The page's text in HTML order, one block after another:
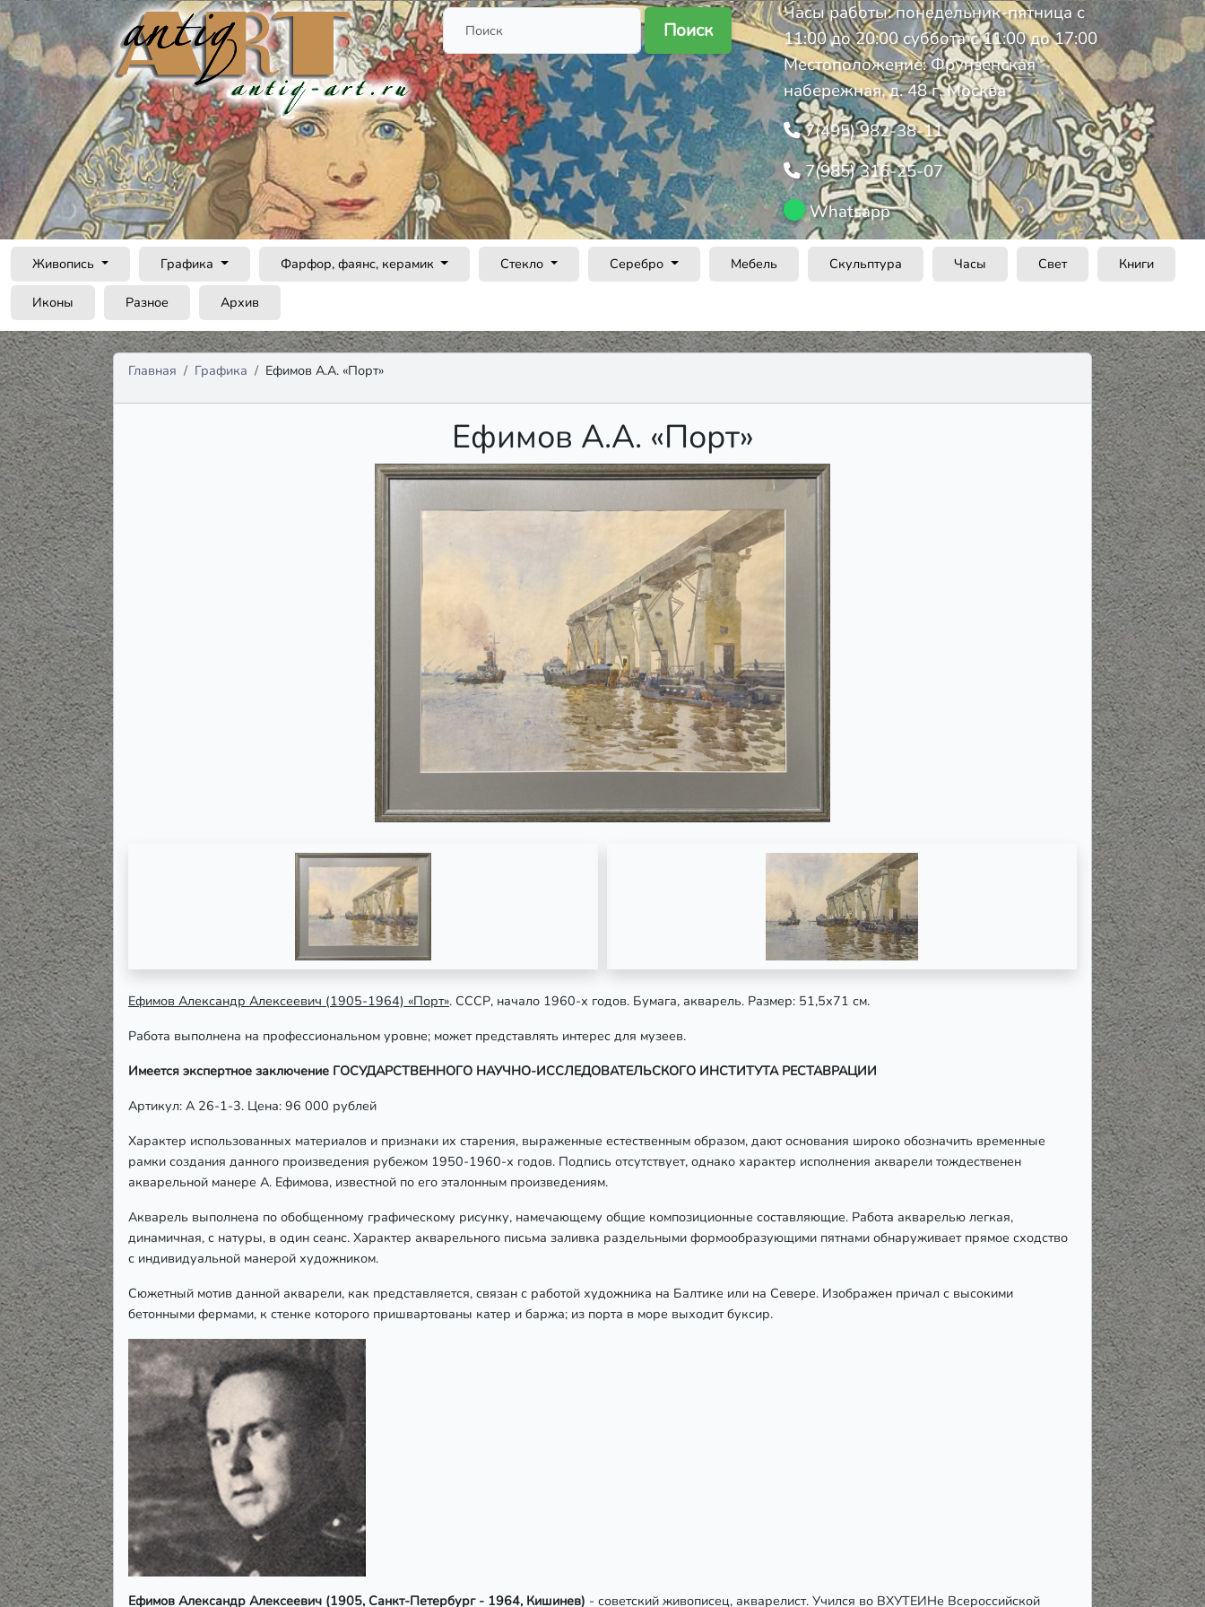
Поиск
Часы работы: понедельник-пятница с
11:00 до 20:00 суббота с 11:00 до 17:00
Местоположение: Фрунзенская
набережная, д. 48 г. Москва
7(495) 982-38-11
7(985) 316-25-07
Whatsapp
Живопись Графика Фарфор, фаянс, керамик Стекло Серебро Мебель Скульптура Часы Свет Книги
Иконы Разное Архив
Главная Графика Ефимов А.А. «Порт»
Ефимов А.А. «Порт»
Ефимов Александр Алексеевич (1905-1964) «Порт». СССР, начало 1960-х годов. Бумага, акварель. Размер: 51,5х71 см.
Работа выполнена на профессиональном уровне; может представлять интерес для музеев.
Имеется экспертное заключение ГОСУДАРСТВЕННОГО НАУЧНО-ИССЛЕДОВАТЕЛЬСКОГО ИНСТИТУТА РЕСТАВРАЦИИ
Артикул: А 26-1-3. Цена: 96 000 рублей
Характер использованных материалов и признаки их старения, выраженные естественным образом, дают основания широко обозначить временные
рамки создания данного произведения рубежом 1950-1960-х годов. Подпись отсутствует, однако характер исполнения акварели тождественен
акварельной манере А. Ефимова, известной по его эталонным произведениям.
Акварель выполнена по обобщенному графическому рисунку, намечающему общие композиционные составляющие. Работа акварелью легкая,
динамичная, с натуры, в один сеанс. Характер акварельного письма заливка раздельными формообразующими пятнами обнаруживает прямое сходство
с индивидуальной манерой художником.
Сюжетный мотив данной акварели, как представляется, связан с работой художника на Балтике или на Севере. Изображен причал с высокими
бетонными фермами, к стенке которого пришвартованы катер и баржа; из порта в море выходит буксир.
Ефимов Александр Алексеевич (1905, Санкт-Петербург - 1964, Кишинев) - советский живописец, акварелист. Учился во ВХУТЕИНе Всероссийской